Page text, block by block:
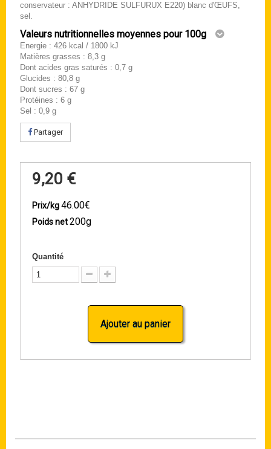
conservateur : ANHYDRIDE SULFURUX E220) blanc d'ŒUFS,
sel.
Valeurs nutritionnelles moyennes pour 100g
Energie : 426 kcal / 1800 kJ
Matières grasses : 8,3 g
Dont acides gras saturés : 0,7 g
Glucides : 80,8 g
Dont sucres : 67 g
Protéines : 6 g
Sel : 0,9 g
Partager
9,20 €
Prix/kg46.00€
Poids net200g
Quantité
Ajouter au panier